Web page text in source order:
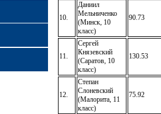
10.
Даниил
Мельниченко
(Минск, 10
класс)
90.73
11.
Сергей
Князевский
(Саратов, 10
класс)
130.53
12.
Степан
Слоневский
(Малорита, 11
класс)
75.92